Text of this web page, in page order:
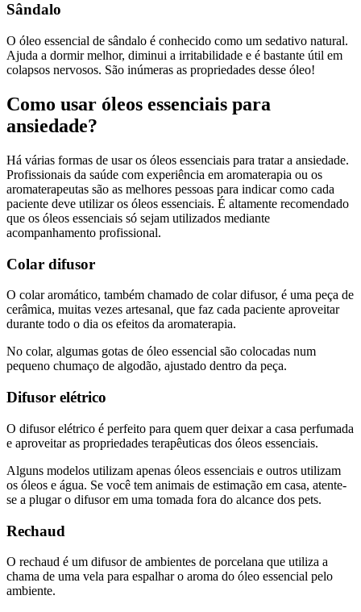
Sândalo
O óleo essencial de sândalo é conhecido como um sedativo natural.
Ajuda a dormir melhor, diminui a irritabilidade e é bastante útil em
colapsos nervosos. São inúmeras as propriedades desse óleo!
Como usar óleos essenciais para
ansiedade?
Há várias formas de usar os óleos essenciais para tratar a ansiedade.
Profissionais da saúde com experiência em aromaterapia ou os
aromaterapeutas são as melhores pessoas para indicar como cada
paciente deve utilizar os óleos essenciais. É altamente recomendado
que os óleos essenciais só sejam utilizados mediante
acompanhamento profissional.
Colar difusor
O colar aromático, também chamado de colar difusor, é uma peça de
cerâmica, muitas vezes artesanal, que faz cada paciente aproveitar
durante todo o dia os efeitos da aromaterapia.
No colar, algumas gotas de óleo essencial são colocadas num
pequeno chumaço de algodão, ajustado dentro da peça.
Difusor elétrico
O difusor elétrico é perfeito para quem quer deixar a casa perfumada
e aproveitar as propriedades terapêuticas dos óleos essenciais.
Alguns modelos utilizam apenas óleos essenciais e outros utilizam
os óleos e água. Se você tem animais de estimação em casa, atente-
se a plugar o difusor em uma tomada fora do alcance dos pets.
Rechaud
O rechaud é um difusor de ambientes de porcelana que utiliza a
chama de uma vela para espalhar o aroma do óleo essencial pelo
ambiente.